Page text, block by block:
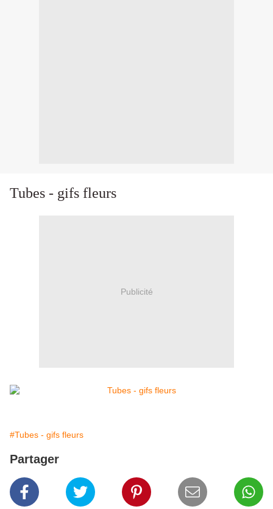
Tubes - gifs fleurs
Publicité
#Tubes - gifs fleurs
Partager